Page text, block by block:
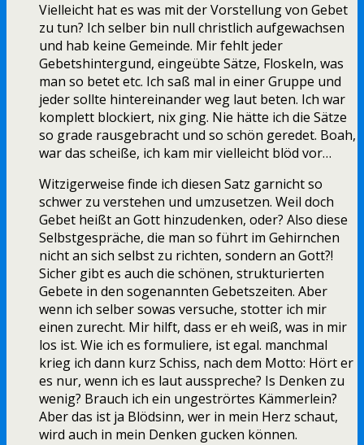
Vielleicht hat es was mit der Vorstellung von Gebet
zu tun? Ich selber bin null christlich aufgewachsen
und hab keine Gemeinde. Mir fehlt jeder
Gebetshintergund, eingeübte Sätze, Floskeln, was
man so betet etc. Ich saß mal in einer Gruppe und
jeder sollte hintereinander weg laut beten. Ich war
komplett blockiert, nix ging. Nie hätte ich die Sätze
so grade rausgebracht und so schön geredet. Boah,
war das scheiße, ich kam mir vielleicht blöd vor…
Witzigerweise finde ich diesen Satz garnicht so
schwer zu verstehen und umzusetzen. Weil doch
Gebet heißt an Gott hinzudenken, oder? Also diese
Selbstgespräche, die man so führt im Gehirnchen
nicht an sich selbst zu richten, sondern an Gott?!
Sicher gibt es auch die schönen, strukturierten
Gebete in den sogenannten Gebetszeiten. Aber
wenn ich selber sowas versuche, stotter ich mir
einen zurecht. Mir hilft, dass er eh weiß, was in mir
los ist. Wie ich es formuliere, ist egal. manchmal
krieg ich dann kurz Schiss, nach dem Motto: Hört er
es nur, wenn ich es laut ausspreche? Is Denken zu
wenig? Brauch ich ein ungeströrtes Kämmerlein?
Aber das ist ja Blödsinn, wer in mein Herz schaut,
wird auch in mein Denken gucken können.